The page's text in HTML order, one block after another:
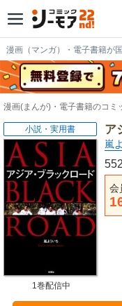
漫画（マンガ）・電子書籍が
漫画(まんが)・電子書籍のコミ
ア
嵐
会
小説・実用書
1巻配信中